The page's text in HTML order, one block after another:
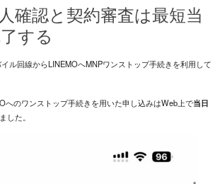
確認と契約審査は最短当
する
ル回線からLINEMOへMNPワンストップ手続きを利用して
へのワンストップ手続きを用いた申し込みはWeb上で当日
した。